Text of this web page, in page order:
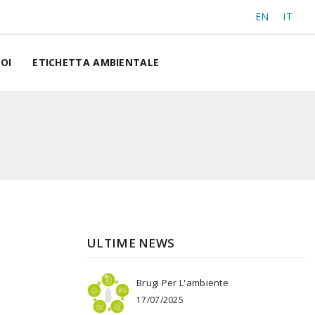
EN IT
ETICHETTA AMBIENTALE
ULTIME NEWS
Brugi Per L'ambiente
17/07/2025